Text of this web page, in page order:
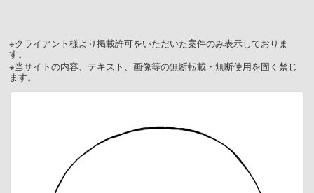
※クライアント様より掲載許可をいただいた案件のみ表示しておりま
す。
※当サイトの内容、テキスト、画像等の無断転載・無断使用を固く禁じ
ます。